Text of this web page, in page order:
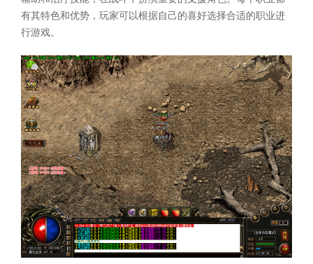
有其特色和优势，玩家可以根据自己的喜好选择合适的职业进
行游戏。